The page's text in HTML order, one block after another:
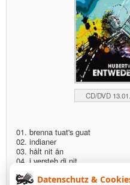
CD/DVD
01. brenna tuat's guat
02. indianer
03. hålt nit ån
04. i versteh di nit
05. heidi hålt mi
06. es is wias is
Datenschutz &